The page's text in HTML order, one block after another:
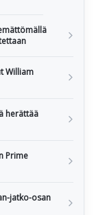
William
herättää
Prime
jatko-osan